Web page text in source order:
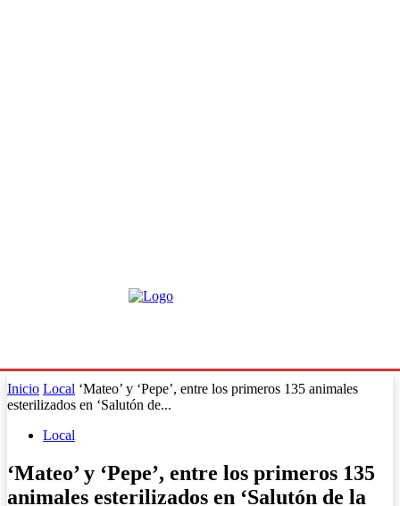
Inicio Local ‘Mateo’ y ‘Pepe’, entre los primeros 135 animales
esterilizados en ‘Salutón de...
Local
‘Mateo’ y ‘Pepe’, entre los primeros 135
animales esterilizados en ‘Salutón de la